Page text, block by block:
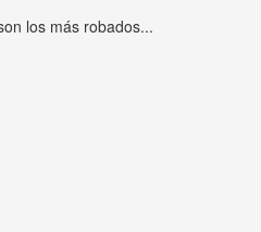
los más robados...